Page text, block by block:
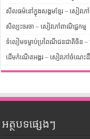
សីលធម៌នៅក្នុងសង្គមខ្មែរ – សៀវ
សិល្បះចរចា – សៀវភៅពាណិជ្ជកម្ម
ទំលៀមទម្លាប់ប្រពៃណីជនជាតិចិន
ដើមកំណើតអង្គរ – សៀវភៅចំណេះ
អត្ថបទផ្សេងៗ